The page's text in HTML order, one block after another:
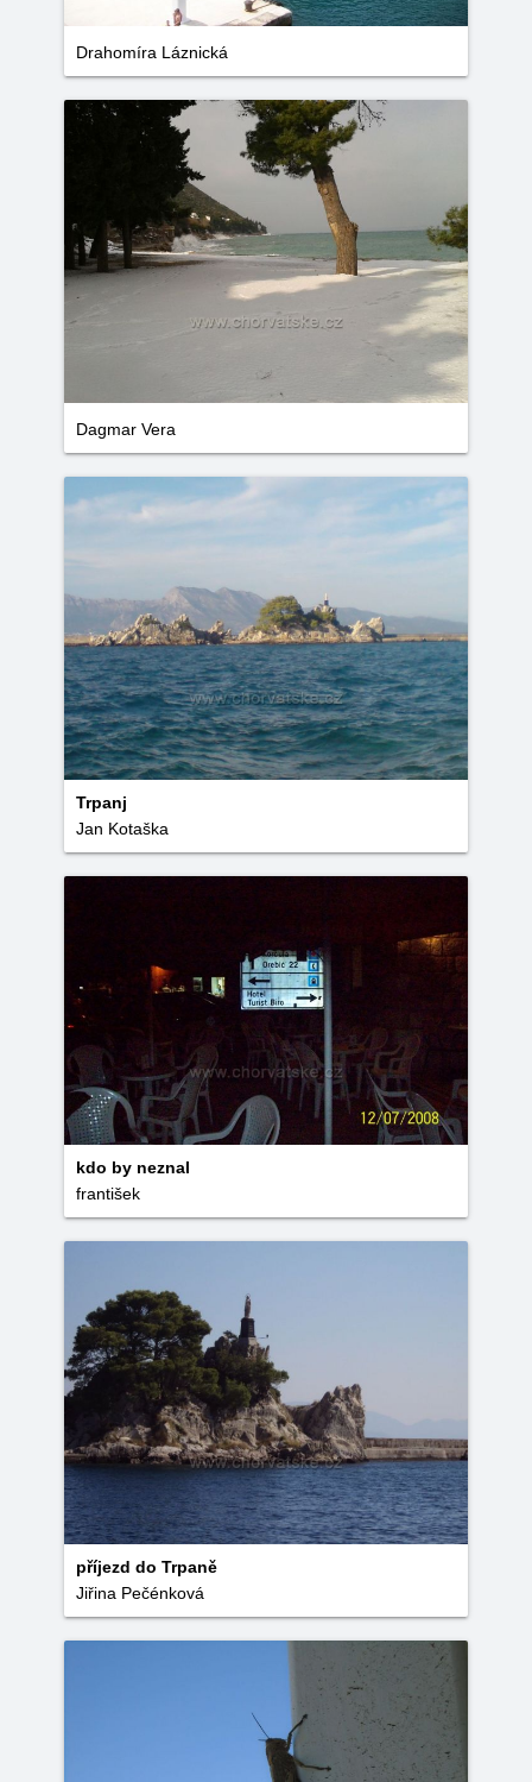
Drahomíra Láznická
Dagmar Vera
Trpanj
Jan Kotaška
kdo by neznal
františek
příjezd do Trpaně
Jiřina Pečénková